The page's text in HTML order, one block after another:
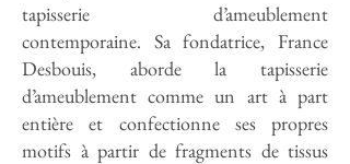
tapisserie d’ameublement
contemporaine. Sa fondatrice, France
Desbouis, aborde la tapisserie
d’ameublement comme un art à part
entière et confectionne ses propres
motifs à partir de fragments de tissus